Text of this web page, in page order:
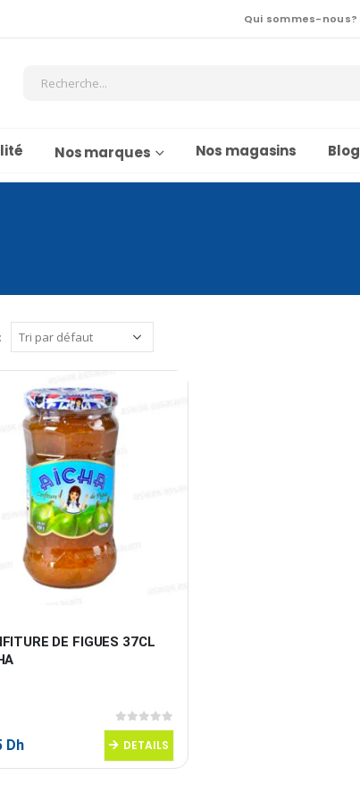
Qui sommes-nous?
Nos marques Nos magasins Blog
DE FIGUES 37CL
0sur 5
Dh DETAILS